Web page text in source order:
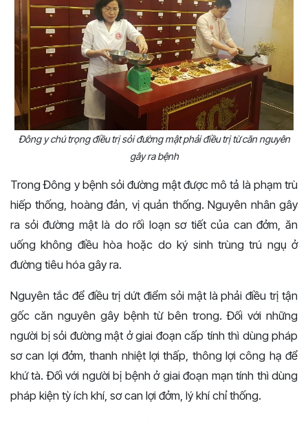
Đông y chú trọng điều trị sỏi đường mật phải điều trị từ căn nguyên
gây ra bệnh
Trong Đông y bệnh sỏi đường mật được mô tả là phạm trù
hiếp thống, hoàng đản, vị quản thống.Nguyên nhân gây
ra sỏi đường mật là do rối loạn sơ tiết của can đởm, ăn
uống không điều hòa hoặc do ký sinh trùng trú ngụ ở
đường tiêu hóa gây ra.
Nguyên tắc để điều trị dứt điểm sỏi mật là phải điều trị tận
gốc căn nguyên gây bệnh từ bên trong. Đối với những
người bị sỏi đường mật ở giai đoạn cấp tính thì dùng pháp
sơ can lợi đởm, thanh nhiệt lợi thấp, thông lợi công hạ để
khứ tà. Đối với người bị bệnh ở giai đoạn mạn tính thì dùng
pháp kiện tỳ ích khí, sơ can lợi đởm, lý khí chỉ thống.